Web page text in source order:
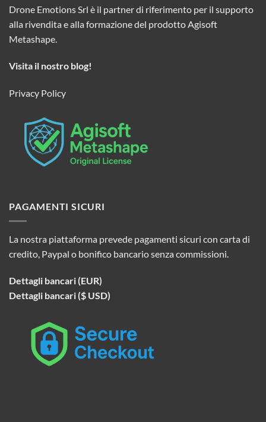
Drone Emotions Srl è il partner di riferimento per il supporto
alla rivendita e alla formazione del prodotto Agisoft
Metashape.
Visita il nostro blog!
Privacy Policy
PAGAMENTI SICURI
La nostra piattaforma prevede pagamenti sicuri con carta di
credito, Paypal o bonifico bancario senza commissioni.
Dettagli bancari (EUR)
Dettagli bancari ($ USD)